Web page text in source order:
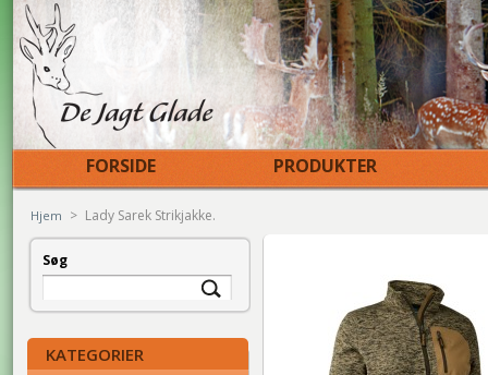
FORSIDE PRODUKTER
Søg
KATEGORIER
Hjem > Lady Sarek Strikjakke.